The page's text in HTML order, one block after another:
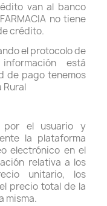
van al banco
no tiene
crédito.
el protocolo de
está
de pago tenemos
Rural
por el usuario y
la plataforma
electrónico en el
relativa a los
unitario, los
precio total de la
misma.